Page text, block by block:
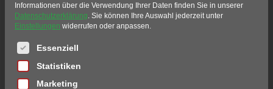
Bankette für bis zu 500 Personen im Freien,
die 760 m² des Schlossinnenhofs bieten
Von hier genießen Sie einen tollen Blick über
den Schlossgraben, den Barock-Park und die
Informationen über die Verwendung Ihrer Daten finden Sie in unserer
Datenschutzerklärung. Sie können Ihre Auswahl jederzeit unter
Einstellungen widerrufen oder anpassen.
Es folgt eine Liste der Service-Gruppen, für die eine
Essenziell
Statistiken
Marketing